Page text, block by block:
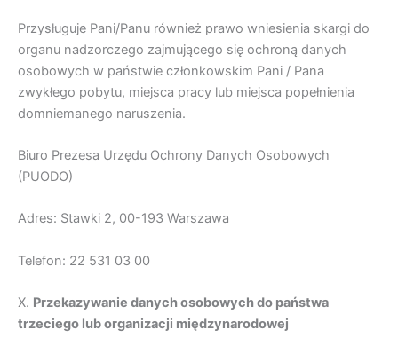
Przysługuje Pani/Panu również prawo wniesienia skargi do
organu nadzorczego zajmującego się ochroną danych
osobowych w państwie członkowskim Pani / Pana
zwykłego pobytu, miejsca pracy lub miejsca popełnienia
domniemanego naruszenia.
Biuro Prezesa Urzędu Ochrony Danych Osobowych
(PUODO)
Adres: Stawki 2, 00-193 Warszawa
Telefon: 22 531 03 00
X. Przekazywanie danych osobowych do państwa
trzeciego lub organizacji międzynarodowej